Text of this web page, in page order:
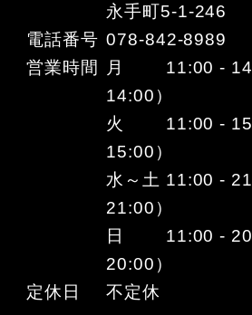
永手町5-1-246
電話番号 078-842-8989
営業時間
月 11:00 -
14:00）
火 11:00 -
15:00）
水～土 11:00 -
21:00）
日 11:00 -
20:00）
定休日
不定休